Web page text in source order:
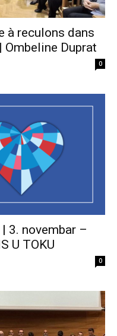
à reculons dans
Duprat
0
| 3. novembar –
U TOKU
0